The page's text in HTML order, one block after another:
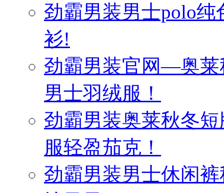
劲霸男装男士polo
衫!
劲霸男装官网—奥莱
男士羽绒服！
劲霸男装奥莱秋冬
服轻盈茄克！
劲霸男装男士休闲